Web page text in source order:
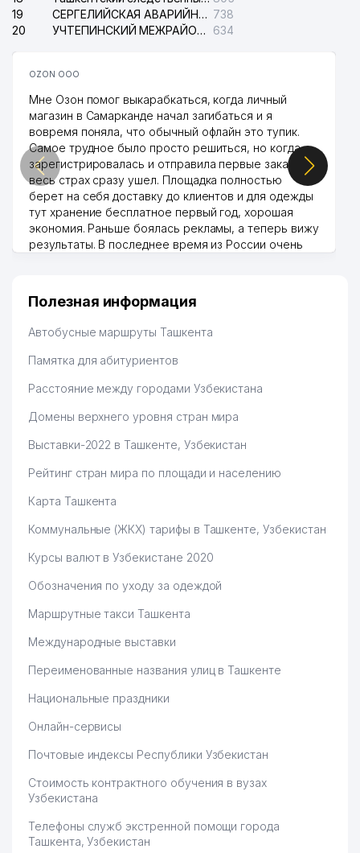
19
СЕРГЕЛИЙСКАЯ АВАРИЙНАЯ СЛУЖБА ЭЛЕКТРОСЕТИ 738
20
УЧТЕПИНСКИЙ МЕЖРАЙОННЫЙ СУД ПО ГРАЖДАНСКИМ ДЕЛАМ 634
OZON ООО
Мне Озон помог выкарабкаться, когда личный
магазин в Самарканде начал загибаться и я
вовремя поняла, что обычный офлайн это тупик.
Самое трудное было просто решиться, но когда
зарегистрировалась и отправила первые заказы,
весь страх сразу ушел. Площадка полностью
берет на себя доставку до клиентов и для одежды
тут хранение бесплатное первый год, хорошая
экономия. Раньше боялась рекламы, а теперь вижу
результаты. В последнее время из России очень
Hamida 03.08.2026 12:45:39
Полезная информация
Автобусные маршруты Ташкента
Памятка для абитуриентов
Расстояние между городами Узбекистана
Домены верхнего уровня стран мира
Выставки-2022 в Ташкенте, Узбекистан
Рейтинг стран мира по площади и населению
Карта Ташкента
Коммунальные (ЖКХ) тарифы в Ташкенте, Узбекистан
Курсы валют в Узбекистане 2020
Обозначения по уходу за одеждой
Маршрутные такси Ташкента
Международные выставки
Переименованные названия улиц в Ташкенте
Национальные праздники
Онлайн-сервисы
Почтовые индексы Республики Узбекистан
Стоимость контрактного обучения в вузах
Узбекистана
Телефоны служб экстренной помощи города
Ташкента, Узбекистан